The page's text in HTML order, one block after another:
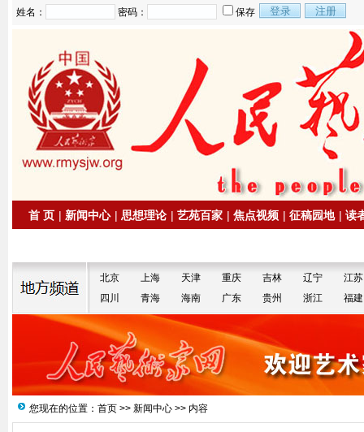
姓名： 密码： 保存
首 页 | 新闻中心 | 思想理论 | 艺苑百家 | 焦点视频 | 征稿园地 | 读
北京 上海 天津 重庆 吉林 辽宁
江苏
四川
青海 海南 广东 贵州 浙江 福建
您现在的位置： 首页 >> 新闻中心 >> 内容